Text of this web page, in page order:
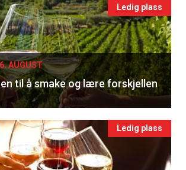
Ledig plass
AUGUST
til å smake og lære forskjellen
Ledig plass